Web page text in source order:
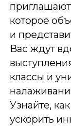
которое
и
Вас ждут
классы и
Узнайте,
ускорить